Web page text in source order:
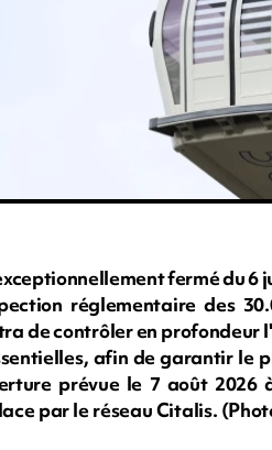
fermé du 6
réglementaire des
de contrôler en profondeur
afin de garantir le
prévue le 7 août 2026
par le réseau Citalis.